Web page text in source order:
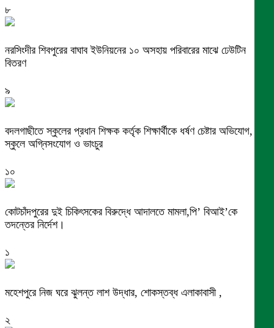
৮
নরসিংদীর শিবপুরের বাঘাব ইউনিয়নের ১০ অসহায় পরিবারের মাঝে ঢেউটিন
বিতরণ
৯
বদলগাছীতে স্কুলের প্রধান শিক্ষক কর্তৃক শিক্ষার্থীকে ধর্ষণ চেষ্টার অভিযোগ,
স্কুলে অগ্নিসংযোগ ও ভাংচুর
১০
কোটচাঁদপুরের দুই চিকিৎসকের বিরুদ্ধে আদালতে মামলা,পি’ বিআই’কে
তদন্তের নির্দেশ।
১
মহেশপুরে নিজ ঘরে ঝুলন্ত লাশ উদ্ধার, শোকস্তব্ধ এলাকাবাসী ,
২